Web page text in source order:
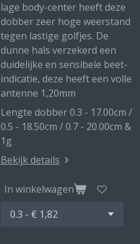
lage body-center heeft deze
dobber zeer hoge weerstand
tegen lastige golfjes. De
dunne hals verzekerd een
duidelijke en sensibele beet-
indicatie, deze heeft een volle
antenne 1,20mm
Lengte dobber 0.3 - 17.00cm /
0.5 - 18.50cm / 0.7 - 20.00cm &
1g
Bekijk details
In winkelwagen